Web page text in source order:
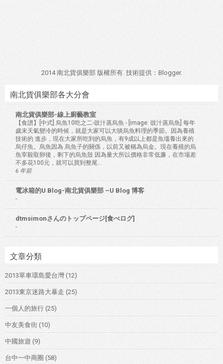
2014 南北貨俱樂部 版權所有. 技術提供： Blogger.
南北貨俱樂部各大分會
南北貨俱樂部-線上廚藝教室
【食譜】[中式] 烏魚10吃之二-豉汁蒸烏魚 - [image: 豉汁蒸烏魚] 每年
歲末天氣變冷的時候，就是大家可以大啖烏魚料理的季節。因為養殖
技術的 進步，現在大家所吃到的烏魚，有9成以上都是魚塭養出來的
烏仔魚。烏魚因為 烏魚子的關係，以前又被稱為烏金。現在養殖的烏
魚宰殺取卵後，剩下的烏魚殼 因為量大所以價格非常低廉，在市場差
不多花100元，就可以買到整尾...
6 年前
電冰箱的U Blog-南北貨俱樂部 –U Blog 博客
-
dtmsimonさんのトップページ[食べログ]
-
文章分類
2013單車環島愛台灣 (12)
2013東京迷路大暴走 (25)
一個人的旅行 (25)
中友美食街 (10)
中國旅遊 (9)
台中一中商圈 (58)